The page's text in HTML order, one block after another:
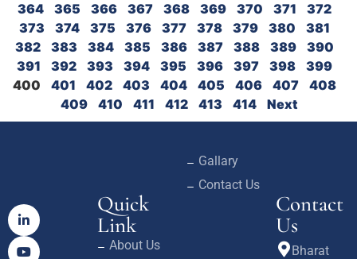
364
365 366 367 368 369 370 371
372
373
374 375 376 377 378 379 380
381
382
383 384 385 386 387 388 389
390
391
392 393 394 395 396 397 398
399
400
401 402 403 404 405 406 407
408
409
410 411 412 413 414 Next
Quick
Link
About Us
Gallary
Contact Us
Contact
Us
Bharat